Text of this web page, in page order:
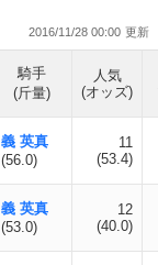
2016/11/28 00:00
騎手
(斤量)
人気
(オッズ)
義 英真
(56.0)
11
(53.4)
義 英真
(53.0)
12
(40.0)